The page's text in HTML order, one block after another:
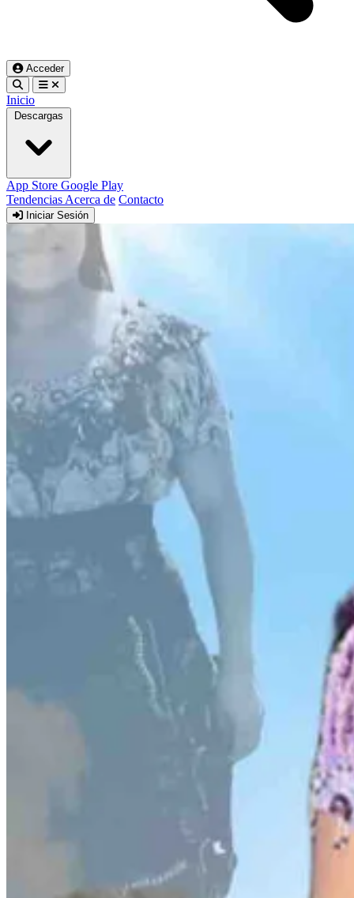
Acceder
Inicio
Descargas
App Store Google Play
Tendencias Acerca de Contacto
Iniciar Sesión